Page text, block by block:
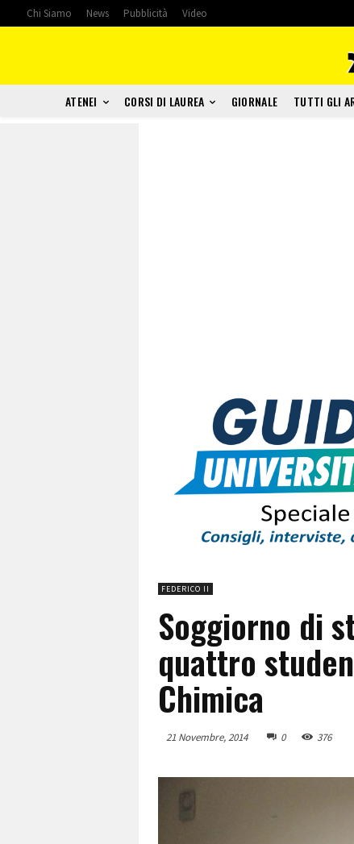
Chi Siamo News Pubblicità Video
ATENEI CORSI DI LAUREA GIORNALE TUTTI GLI
FEDERICO II
Soggiorno di
quattro
Chimica
21 Novembre, 2014 0 376